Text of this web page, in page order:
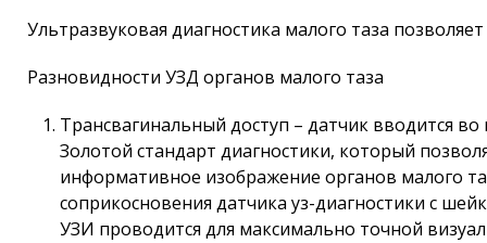
Ультразвуковая диагностика малого таза
Разновидности УЗД органов малого таза
Трансвагинальный доступ – датчик вводится
Золотой стандарт диагностики, который
информативное изображение органов малого
соприкосновения датчика уз-диагностики с
УЗИ проводится для максимально точной